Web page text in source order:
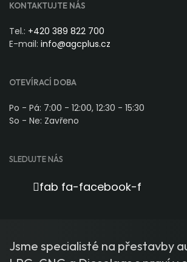
KONTAKTUJTE NÁS
Tel.: +420 389 822 700
E-mail: info@agcplus.cz
OTEVÍRACÍ DOBA
Po - Pá: 7:00 - 12:00, 12:30 - 15:30
So - Ne: Zavřeno
SLEDUJTE NÁS
fab fa-facebook-f
Jsme specialisté na přestavby